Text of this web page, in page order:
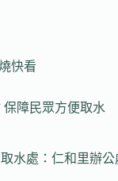
快看
障民眾方便取水
水處：仁和里辦